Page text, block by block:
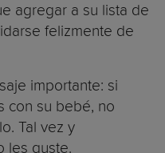
agregar a su lista de
felizmente de
importante: si
con su bebé, no
Tal vez y
les guste.